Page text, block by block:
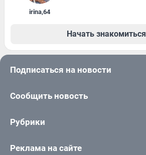
irina,64
Начать знакомиться
Подписаться на новости
Сообщить новость
Рубрики
Реклама на сайте